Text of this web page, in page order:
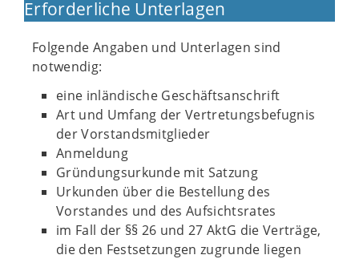
Erforderliche Unterlagen
Folgende Angaben und Unterlagen sind
notwendig:
eine inländische Geschäftsanschrift
Art und Umfang der Vertretungsbefugnis
der Vorstandsmitglieder
Anmeldung
Gründungsurkunde mit Satzung
Urkunden über die Bestellung des
Vorstandes und des Aufsichtsrates
im Fall der §§ 26 und 27 AktG die Verträge,
die den Festsetzungen zugrunde liegen